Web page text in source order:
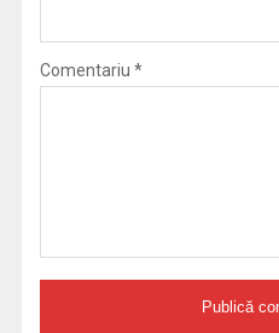
Comentariu *